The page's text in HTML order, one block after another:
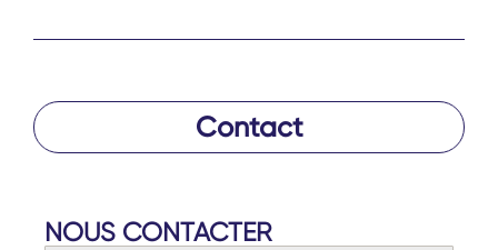
Contact
NOUS CONTACTER